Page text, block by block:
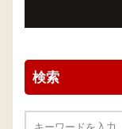
検索